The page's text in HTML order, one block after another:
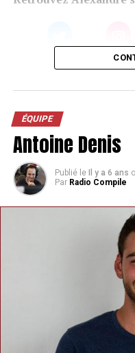
ÉQUIPE
Antoine Denis
Publié le Il y a 6 ans
Par Radio Compile